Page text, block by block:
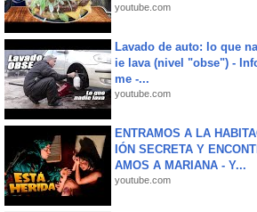
youtube.com
Lavado de auto: lo que
ie lava (nivel "obse") -
me -...
youtube.com
ENTRAMOS A LA
IÓN SECRETA Y
AMOS A MARIANA - Y...
youtube.com